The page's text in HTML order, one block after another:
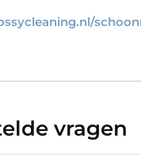
vragen